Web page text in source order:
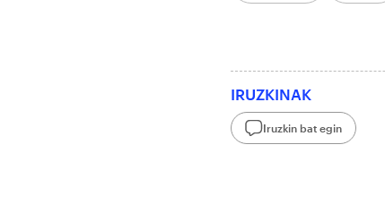
IRUZKINAK
Iruzkin bat egin